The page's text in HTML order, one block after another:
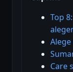
Top
Care